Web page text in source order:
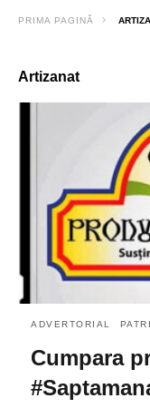
PRIMA PAGINĂ
Artizanat
ADVERTORIAL
Cumpara